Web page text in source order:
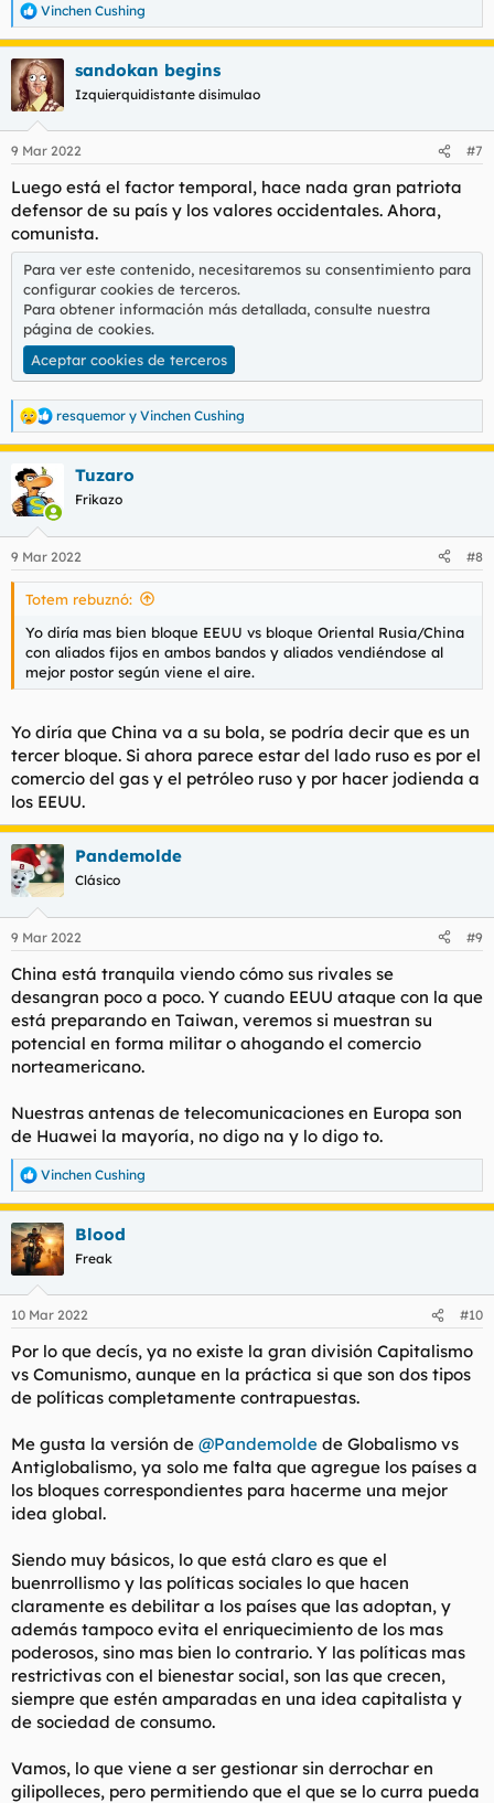
R
e
a
c
c
i
e
:
Vinchen Cushing
sandokan begins
Izquierquidistante disimulao
9 Mar 2022 #7
Luego está el factor temporal, hace nada gran patriota
defensor de su país y los valores occidentales. Ahora,
comunista.
Para ver este contenido, necesitaremos su consentimiento para
configurar cookies de terceros.
Para obtener información más detallada, consulte nuestra
página de cookies.
Aceptar cookies de terceros
R
e
a
c
c
i
e
s
resquemor y Vinchen Cushing
Tuzaro
Frikazo
9 Mar 2022 #8
Totem rebuznó:
Yo diría mas bien bloque EEUU vs bloque Oriental Rusia/China
con aliados fijos en ambos bandos y aliados vendiéndose al
mejor postor según viene el aire.
Yo diría que China va a su bola, se podría decir que es un
tercer bloque. Si ahora parece estar del lado ruso es por el
comercio del gas y el petróleo ruso y por hacer jodienda a
los EEUU.
Pandemolde
Clásico
9 Mar 2022 #9
China está tranquila viendo cómo sus rivales se
desangran poco a poco. Y cuando EEUU ataque con la que
está preparando en Taiwan, veremos si muestran su
potencial en forma militar o ahogando el comercio
norteamericano.
Nuestras antenas de telecomunicaciones en Europa son
de Huawei la mayoría, no digo na y lo digo to.
R
e
a
c
c
i
e
:
Vinchen Cushing
Blood
Freak
10 Mar 2022 #10
Por lo que decís, ya no existe la gran división Capitalismo
vs Comunismo, aunque en la práctica si que son dos tipos
de políticas completamente contrapuestas.
Me gusta la versión de @Pandemolde de Globalismo vs
Antiglobalismo, ya solo me falta que agregue los países a
los bloques correspondientes para hacerme una mejor
idea global.
Siendo muy básicos, lo que está claro es que el
buenrrollismo y las políticas sociales lo que hacen
claramente es debilitar a los países que las adoptan, y
además tampoco evita el enriquecimiento de los mas
poderosos, sino mas bien lo contrario. Y las políticas mas
restrictivas con el bienestar social, son las que crecen,
siempre que estén amparadas en una idea capitalista y
de sociedad de consumo.
Vamos, lo que viene a ser gestionar sin derrochar en
gilipolleces, pero permitiendo que el que se lo curra pueda